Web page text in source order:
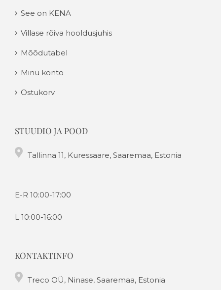
See on KENA
Villase rõiva hooldusjuhis
Mõõdutabel
Minu konto
Ostukorv
STUUDIO JA POOD
Tallinna 11, Kuressaare, Saaremaa, Estonia
E-R 10:00-17:00
L 10:00-16:00
KONTAKTINFO
Treco OÜ, Ninase, Saaremaa, Estonia